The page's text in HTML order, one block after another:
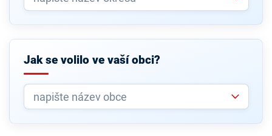
Jak se volilo ve vaší obci?